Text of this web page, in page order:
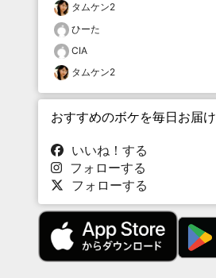
タムケン2
ひーた
CIA
タムケン2
おすすめのボケを毎日お届け
いいね！する
フォローする
フォローする